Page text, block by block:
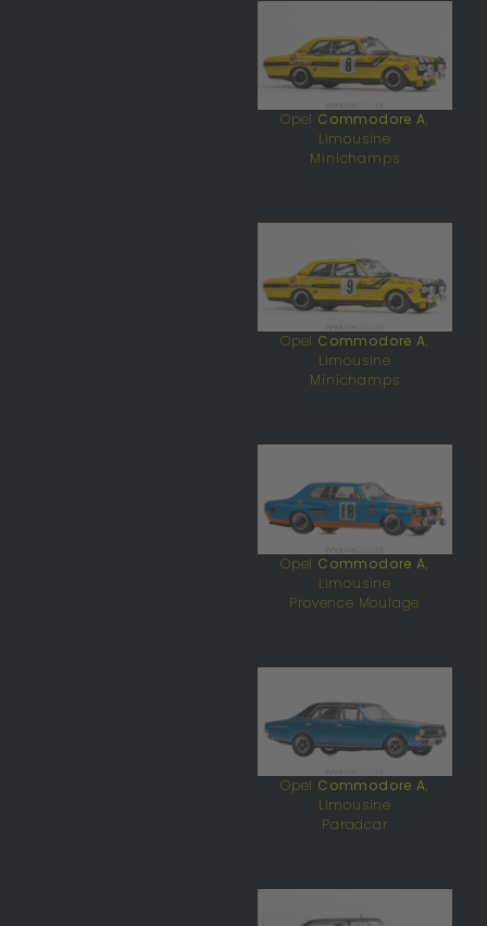
Opel Commodore A,
Limousine
Minichamps
Opel Commodore A,
Limousine
Minichamps
Opel Commodore A,
Limousine
Provence Moulage
Opel Commodore A,
Limousine
Paradcar